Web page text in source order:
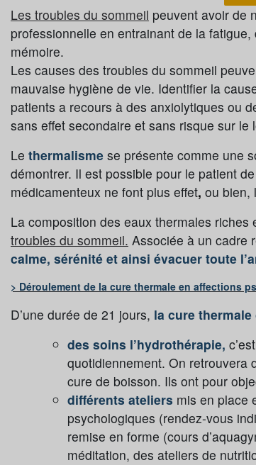
Les troubles du sommeil peuvent avoir de
professionnelle en entrainant de la
mémoire.
Les causes des troubles du sommeil
mauvaise hygiène de vie. Identifier la
patients a recours à des anxiolytiques ou
sans effet secondaire et sans risque sur le
Le thermalisme se présente comme une
démontrer. Il est possible pour le patient
médicamenteux ne font plus effet, ou bien,
La composition des eaux thermales
troubles du sommeil. Associée à un cadre
calme, sérénité et ainsi évacuer toute
> Déroulement de la cure thermale en affections
D’une durée de 21 jours, la cure
des soins l’hydrothérapie,
quotidiennement. On retrouvera
cure de boisson. Ils ont pour
différents ateliers mis en
psychologiques (rendez-vous
remise en forme (cours
méditation, des ateliers de